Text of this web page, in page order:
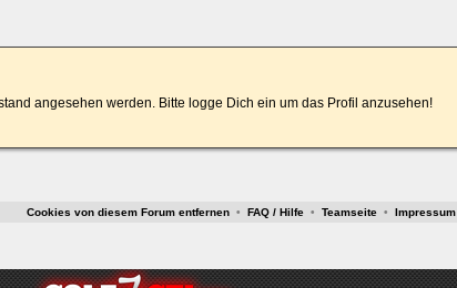
angesehen werden. Bitte logge Dich ein um das Profil anzusehen!
Cookies von diesem Forum entfernen • FAQ / Hilfe • Teamseite • Impressum